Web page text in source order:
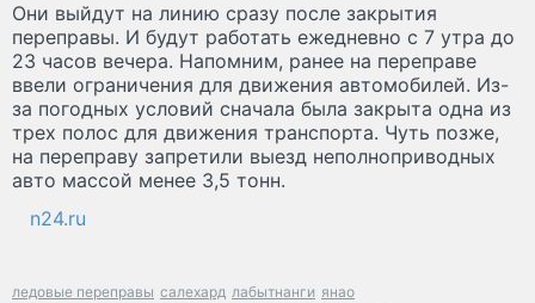
Они выйдут на линию сразу после закрытия
переправы. И будут работать ежедневно с 7 утра до
23 часов вечера. Напомним, ранее на переправе
ввели ограничения для движения автомобилей. Из-
за погодных условий сначала была закрыта одна из
трех полос для движения транспорта. Чуть позже,
на переправу запретили выезд неполноприводных
авто массой менее 3,5 тонн.
n24.ru
ледовые переправы салехард лабытнанги янао